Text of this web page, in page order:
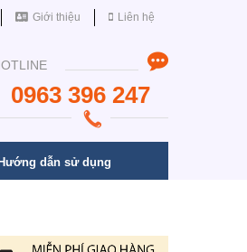
Giới thiệu Liên hệ
0963 396 247
Hướng dẫn sử dụng